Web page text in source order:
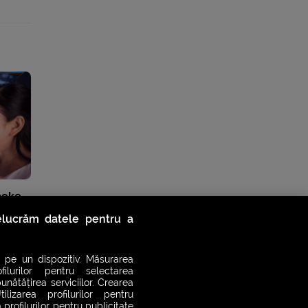
datele pentru a
un dispozitiv. Măsurarea
pentru selectarea
serviciilor. Crearea
profilurilor pentru